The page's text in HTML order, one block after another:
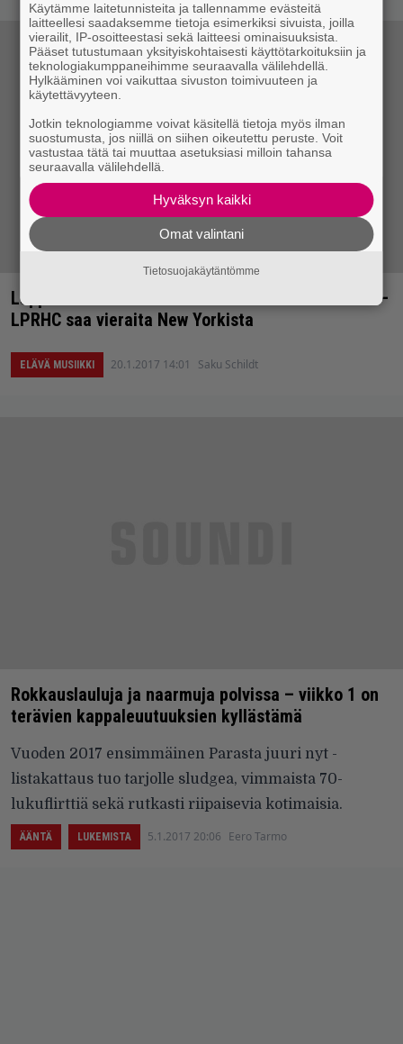
Lappeenrannan hardcore-karkeloihin kovia nimiä –
LPRHC saa vieraita New Yorkista
ELÄVÄ MUSIIKKI 20.1.2017 14:01 Saku Schildt
Rokkauslauluja ja naarmuja polvissa – viikko 1 on
terävien kappaleuutuuksien kyllästämä
Vuoden 2017 ensimmäinen Parasta juuri nyt -
listakattaus tuo tarjolle sludgea, vimmaista 70-
lukuflirttiä sekä rutkasti riipaisevia kotimaisia.
ÄÄNTÄ LUKEMISTA 5.1.2017 20:06 Eero Tarmo
Käytämme laitetunnisteita ja tallennamme evästeitä
laitteellesi saadaksemme tietoja esimerkiksi sivuista, joilla
vierailit, IP-osoitteestasi sekä laitteesi ominaisuuksista.
Pääset tutustumaan yksityiskohtaisesti käyttötarkoituksiin ja
teknologiakumppaneihimme seuraavalla välilehdellä.
Hylkääminen voi vaikuttaa sivuston toimivuuteen ja
käytettävyyteen.
Jotkin teknologiamme voivat käsitellä tietoja myös ilman
suostumusta, jos niillä on siihen oikeutettu peruste. Voit
vastustaa tätä tai muuttaa asetuksiasi milloin tahansa
seuraavalla välilehdellä.
Hyväksyn kaikki
Omat valintani
Tietosuojakäytäntömme